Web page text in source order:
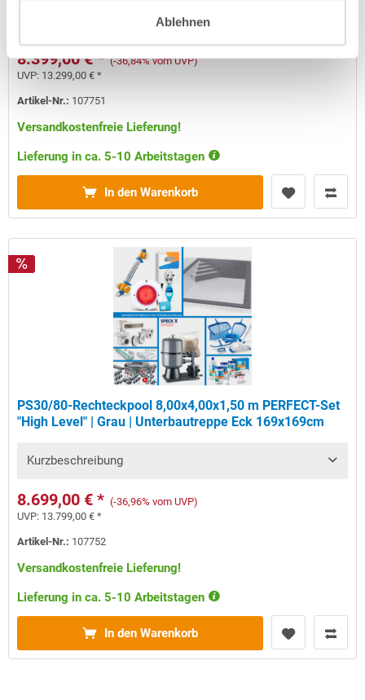
Ablehnen
8.399,00 € * (-36,84% vom UVP)
UVP: 13.299,00 € *
Artikel-Nr.: 107751
Versandkostenfreie Lieferung!
Lieferung in ca. 5-10 Arbeitstagen
In den Warenkorb
PS30/80-Rechteckpool 8,00x4,00x1,50 m PERFECT-Set
"High Level" | Grau | Unterbautreppe Eck 169x169cm
Kurzbeschreibung
8.699,00 € * (-36,96% vom UVP)
UVP: 13.799,00 € *
Artikel-Nr.: 107752
Versandkostenfreie Lieferung!
Lieferung in ca. 5-10 Arbeitstagen
In den Warenkorb